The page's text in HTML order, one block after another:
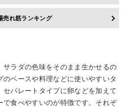
売れ筋ランキング
サラダの色味をそのまま生かせるの
ベースや料理などに使いやすいタ
セパレートタイプに卵などを加えて
で食べやすいのが特徴です。それぞ